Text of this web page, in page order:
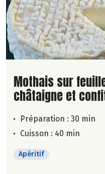
Lire la suite de la
Mothais sur
châtaigne et
Préparation : 30 min
Cuisson : 40 min
Apéritif